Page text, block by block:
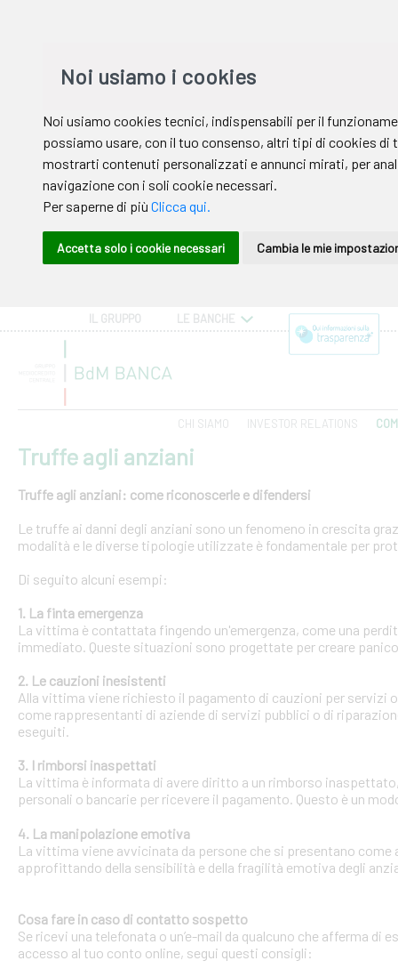
IL GRUPPO LE BANCHE
CHI SIAMO INVESTOR RELATIONS
Truffe agli anziani
Truffe agli anziani: come riconoscerle e difendersi
Le truffe ai danni degli anziani sono un fenomeno in crescita
modalità e le diverse tipologie utilizzate è fondamentale per
Di seguito alcuni esempi:
1. La finta emergenza
La vittima è contattata fingendo un'emergenza, come una
immediato. Queste situazioni sono progettate per creare
2. Le cauzioni inesistenti
Alla vittima viene richiesto il pagamento di cauzioni per
come rappresentanti di aziende di servizi pubblici o di
eseguiti.
3. I rimborsi inaspettati
La vittima è informata di avere diritto a un rimborso
personali o bancarie per ricevere il pagamento. Questo è un
4. La manipolazione emotiva
La vittima viene avvicinata da persone che si presentano
approfittando della sensibilità e della fragilità emotiva degli
Cosa fare in caso di contatto sospetto
Se ricevi una telefonata o un’e-mail da qualcuno che afferma di
accesso al tuo conto online, segui questi consigli: